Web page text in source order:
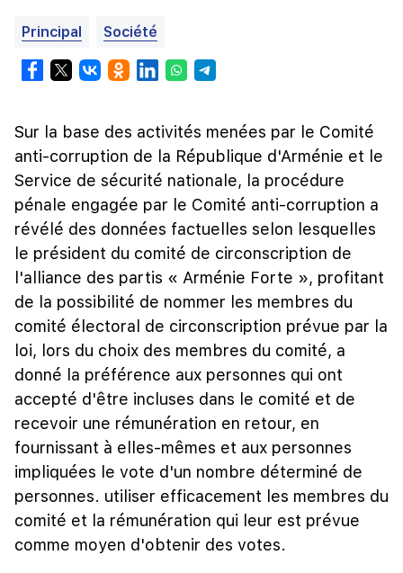
Principal Société
Sur la base des activités menées par le Comité
anti-corruption de la République d'Arménie et le
Service de sécurité nationale, la procédure
pénale engagée par le Comité anti-corruption a
révélé des données factuelles selon lesquelles
le président du comité de circonscription de
l'alliance des partis « Arménie Forte », profitant
de la possibilité de nommer les membres du
comité électoral de circonscription prévue par la
loi, lors du choix des membres du comité, a
donné la préférence aux personnes qui ont
accepté d'être incluses dans le comité et de
recevoir une rémunération en retour, en
fournissant à elles-mêmes et aux personnes
impliquées le vote d'un nombre déterminé de
personnes. utiliser efficacement les membres du
comité et la rémunération qui leur est prévue
comme moyen d'obtenir des votes.